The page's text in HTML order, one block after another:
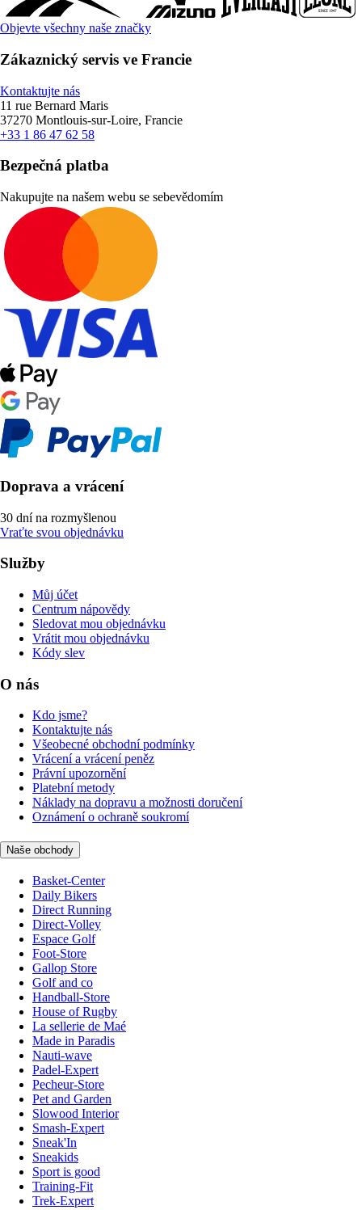
Objevte všechny naše značky
Zákaznický servis ve Francie
Kontaktujte nás
11 rue Bernard Maris
37270 Montlouis-sur-Loire, Francie
+33 1 86 47 62 58
Bezpečná platba
Nakupujte na našem webu se sebevědomím
Doprava a vrácení
30 dní na rozmyšlenou
Vraťte svou objednávku
Služby
Můj účet
Centrum nápovědy
Sledovat mou objednávku
Vrátit mou objednávku
Kódy slev
O nás
Kdo jsme?
Kontaktujte nás
Všeobecné obchodní podmínky
Vrácení a vrácení peněz
Právní upozornění
Platební metody
Náklady na dopravu a možnosti doručení
Oznámení o ochraně soukromí
Naše obchody
Basket-Center
Daily Bikers
Direct Running
Direct-Volley
Espace Golf
Foot-Store
Gallop Store
Golf and co
Handball-Store
House of Rugby
La sellerie de Maé
Made in Paradis
Nauti-wave
Padel-Expert
Pecheur-Store
Pet and Garden
Slowood Interior
Smash-Expert
Sneak'In
Sneakids
Sport is good
Training-Fit
Trek-Expert